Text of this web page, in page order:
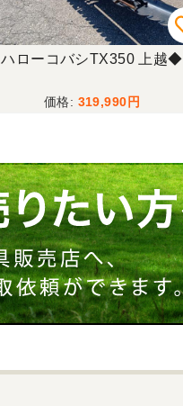
ハローコバシTX350 上越◆
319,990